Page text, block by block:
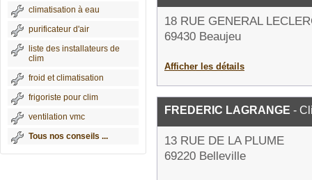
climatisation à eau
purificateur d'air
liste des installateurs de
clim
froid et climatisation
frigoriste pour clim
ventilation vmc
Tous nos conseils ...
18 RUE GENERAL
69430 Beaujeu
Afficher les détails
FREDERIC LAGRANGE -
13 RUE DE LA PLUME
69220 Belleville